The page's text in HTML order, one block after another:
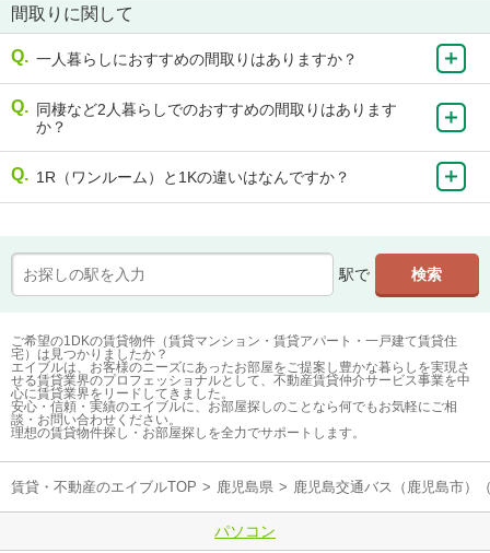
間取りに関して
一人暮らしにおすすめの間取りはありますか？
同棲など2人暮らしでのおすすめの間取りはあります
か？
1R（ワンルーム）と1Kの違いはなんですか？
駅で
ご希望の1DKの賃貸物件（賃貸マンション・賃貸アパート・一戸建て賃貸住
宅）は見つかりましたか？
エイブルは、お客様のニーズにあったお部屋をご提案し豊かな暮らしを実現さ
せる賃貸業界のプロフェッショナルとして、不動産賃貸仲介サービス事業を中
心に賃貸業界をリードしてきました。
安心・信頼・実績のエイブルに、お部屋探しのことなら何でもお気軽にご相
談・お問い合わせください。
理想の賃貸物件探し・お部屋探しを全力でサポートします。
賃貸・不動産のエイブルTOP > 鹿児島県 > 鹿児島交通バス（鹿児島市）
パソコン